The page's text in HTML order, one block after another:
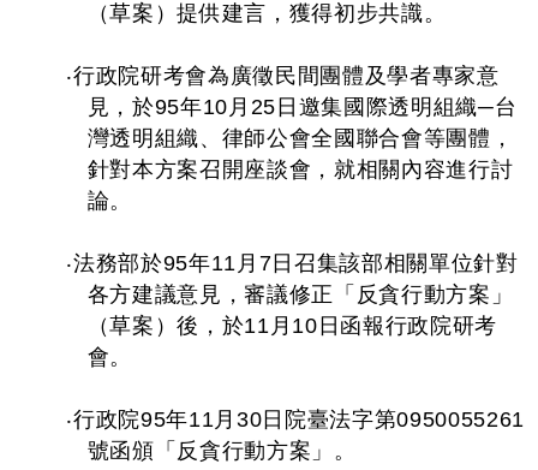
（草案）提供建言，獲得初步共識。
‧行政院研考會為廣徵民間團體及學者專家意
見，於95年10月25日邀集國際透明組織─台
灣透明組織、律師公會全國聯合會等團體，
針對本方案召開座談會，就相關內容進行討
論。
‧法務部於95年11月7日召集該部相關單位針對
各方建議意見，審議修正「反貪行動方案」
（草案）後，於11月10日函報行政院研考
會。
‧行政院95年11月30日院臺法字第0950055261
號函頒「反貪行動方案」。